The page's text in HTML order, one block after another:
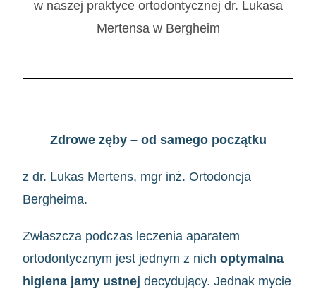
w naszej praktyce ortodontycznej dr. Lukasa
Mertensa w Bergheim
Zdrowe zęby – od samego początku
z dr. Lukas Mertens, mgr inż. Ortodoncja
Bergheima.
Zwłaszcza podczas leczenia aparatem
ortodontycznym jest jednym z nichoptymalna
higiena jamy ustnej decydujący. Jednak mycie